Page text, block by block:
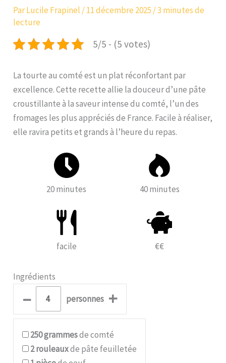
ParLucile Frapinel /11 décembre 2025 /3 minutes de
lecture
5/5 - (5 votes)
La tourte au comté est un plat réconfortant par
excellence. Cette recette allie la douceur d’une pâte
croustillante à la saveur intense du comté, l’un des
fromages les plus appréciés de France. Facile à réaliser,
elle ravira petits et grands à l’heure du repas.
20 minutes 40 minutes
facile €€
Ingrédients
– personnes +
250grammesde comté
2rouleauxde pâte feuilletée